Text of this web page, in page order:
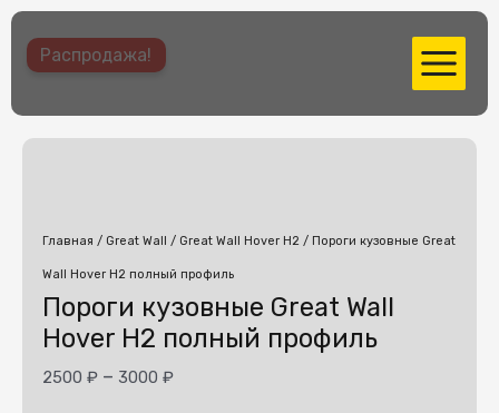
Перейти
MAIN
MENU
Распродажа!
Главная / Great Wall / Great Wall Hover H2 / Пороги кузовные Great
Wall Hover H2 полный профиль
Пороги кузовные Great Wall
Hover H2 полный профиль
2500₽ – 3000₽